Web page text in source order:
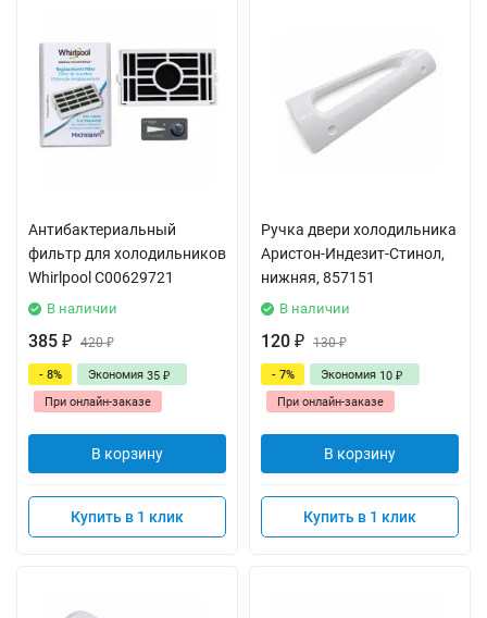
Антибактериальный
фильтр для холодильников
Whirlpool C00629721
В наличии
385 ₽ 420₽
- 8% Экономия 35 ₽
При онлайн-заказе
В корзину
Купить в 1 клик
Ручка двери холодильника
Аристон-Индезит-Стинол,
нижняя, 857151
В наличии
120 ₽ 130₽
- 7% Экономия 10 ₽
При онлайн-заказе
В корзину
Купить в 1 клик